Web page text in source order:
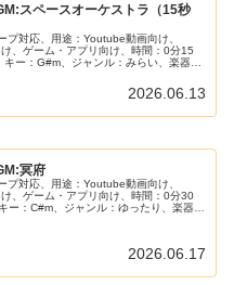
スペースオーケストラ（15秒
プ対応、用途：Youtube動画向け、
、ゲーム・アプリ向け、時間：0分15
ー：G#m、ジャンル：みらい、楽器：
ケストラっぽい1曲です！ゲームのルー
シーンにぴったり！
2026.06.13
冥府
プ対応、用途：Youtube動画向け、
、ゲーム・アプリ向け、時間：0分30
ー：C#m、ジャンル：ゆったり、楽器：
2026.06.17